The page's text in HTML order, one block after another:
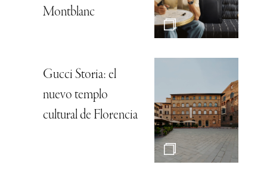
Montblanc
Gucci Storia: el
nuevo templo
cultural de Florencia